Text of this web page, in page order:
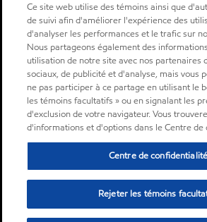
Ce site web utilise des témoins ainsi que
de suivi afin d'améliorer l'expérience des
d'analyser les performances et le trafic sur
Nous partageons également des
utilisation de notre site avec nos partenaires
sociaux, de publicité et d'analyse, mais vous
ne pas participer à ce partage en utilisant le
les témoins facultatifs » ou en signalant les
d'exclusion de votre navigateur. Vous
d'informations et d'options dans le Centre de
Centre de confidentialité
Rejeter les témoins